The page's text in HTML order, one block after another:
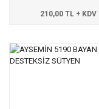
210,00 TL + KDV